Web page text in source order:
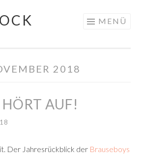
MENÜ
2018
AUF!
Der Jahresrückblick der Brauseboys